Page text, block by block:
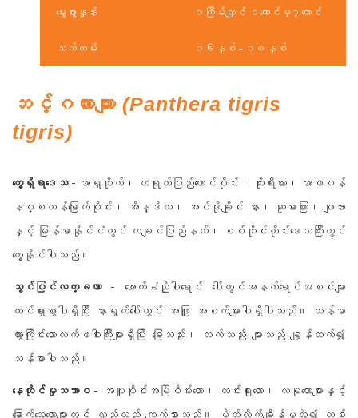
မွေးဖွားနှုန်း ၁ကြိမ်လျှင် ၁ကောင်မှ၇ကောင်
သက်တမ်း ၁၆နှစ် - ၁၈နှစ်
ဘင်္ဂလားကျား (Panthera tigris
tigris)
တွေ့ရှိရာဒေသ- အာရှတိုက်၊ တရုတ်ပြည်တောင်ပိုင်း၊ ကိုးရီးယား၊ အာဖဂန်
နစ္စတန်မြောက်ပိုင်း၊ အိန္ဒိယ၊ အင်ဒိုချိုင်း နား၊ ဆူမားတြား၊ ဂျာဗား
နှင့် မြန်မာနိုင်ငံတွင် ကချင်ပြည်နယ်၊ စစ်ကိုင်းတိုင်းဒေသကြီးတွင်
တွေ့နိုင်ပါသည်။
သွင်ပြင်လက္ခဏာ- အောက်ခံညိုဝါရောင် ပေါ်တွင်အနက်ရောင်အစင်းများ
ထင်ရှားစွာပါရှိပြီး နားရွက်ပေါ်တွင် အဖြူ အစက်များပါရှိပါသည်။ သန်မာ
ထွားကြိုင်းသောလက်ဖဝါးကြီးများရှိပြီး ခြေသည်း၊ လက်သည်း များသည် ချွန်ထက်၍
သန်မာပါသည်။
နေထိုင်မှုသဘာဝ - အပူပိုင်းအမြဲစိမ်းတော၊ ထင်းရူးတော၊ လမုတောများနှင့်
ခြောက်သွေ့တောများတွင် လှည့်လည် ကျက်စားသည်။ မိတ်လိုက်ချိန်မှလွဲ၍ တစ်